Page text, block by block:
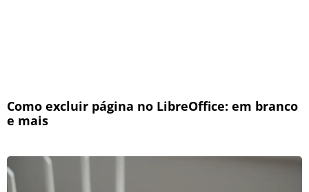
Como excluir página no LibreOffice: em branco
e mais